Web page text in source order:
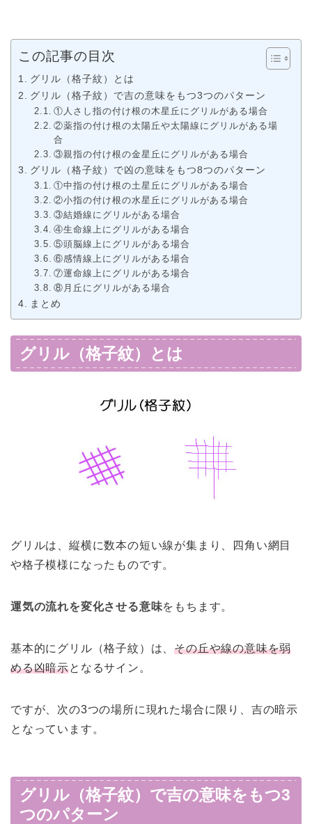
この記事の目次
グリル（格子紋）とは
グリル（格子紋）で吉の意味をもつ3つのパターン
①人さし指の付け根の木星丘にグリルがある場合
②薬指の付け根の太陽丘や太陽線にグリルがある場
合
③親指の付け根の金星丘にグリルがある場合
グリル（格子紋）で凶の意味をもつ8つのパターン
①中指の付け根の土星丘にグリルがある場合
②小指の付け根の水星丘にグリルがある場合
③結婚線にグリルがある場合
④生命線上にグリルがある場合
⑤頭脳線上にグリルがある場合
⑥感情線上にグリルがある場合
⑦運命線上にグリルがある場合
⑧月丘にグリルがある場合
まとめ
グリル（格子紋）とは
グリルは、縦横に数本の短い線が集まり、四角い網目
や格子模様になったものです。
運気の流れを変化させる意味をもちます。
基本的にグリル（格子紋）は、その丘や線の意味を弱
める凶暗示となるサイン。
ですが、次の3つの場所に現れた場合に限り、吉の暗示
となっています。
グリル（格子紋）で吉の意味をもつ3
つのパターン